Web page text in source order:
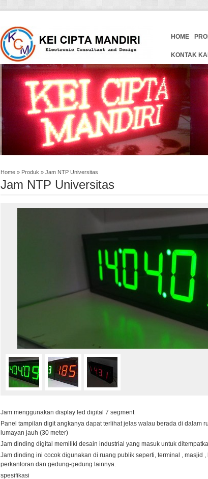
HOME
KONTAK
Home » Produk » Jam NTP Universitas
Jam NTP Universitas
Jam menggunakan display led digital 7 segment
Panel tampilan digit angkanya dapat terlihat jelas walau berada di dalam
lumayan jauh (30 meter)
Jam dinding digital memiliki desain industrial yang masuk untuk
Jam dinding ini cocok digunakan di ruang publik seperti, terminal , masjid
perkantoran dan gedung-gedung lainnya.
spesifikasi